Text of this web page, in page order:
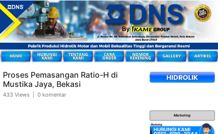
Proses Pemasangan Ratio-H di
Mustika Jaya, Bekasi
433 Views | 0 komentar
Marketing